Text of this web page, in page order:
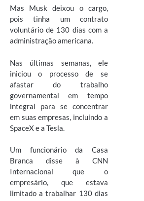
Mas Musk deixou o cargo,
pois tinha um contrato
voluntário de 130 dias com a
administração americana.
Nas últimas semanas, ele
iniciou o processo de se
afastar do trabalho
governamental em tempo
integral para se concentrar
em suas empresas, incluindo a
SpaceX e a Tesla.
Um funcionário da Casa
Branca disse à CNN
Internacional que o
empresário, que estava
limitado a trabalhar 130 dias